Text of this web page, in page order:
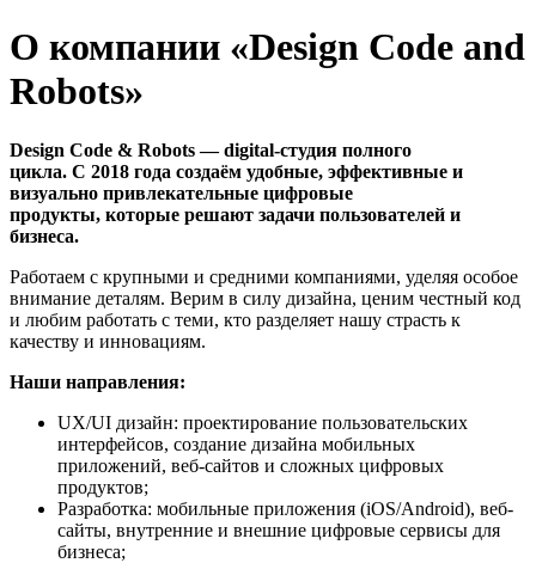
О компании «Design Code and
Robots»
Design Code & Robots — digital-студия полного
цикла. С 2018 года создаём удобные, эффективные и
визуально привлекательные цифровые
продукты, которые решают задачи пользователей и
бизнеса.
Работаем с крупными и средними компаниями, уделяя особое
внимание деталям. Верим в силу дизайна, ценим честный код
и любим работать с теми, кто разделяет нашу страсть к
качеству и инновациям.
Наши направления:
UX/UI дизайн: проектирование пользовательских
интерфейсов, создание дизайна мобильных
приложений, веб-сайтов и сложных цифровых
продуктов;
Разработка: мобильные приложения (iOS/Android), веб-
сайты, внутренние и внешние цифровые сервисы для
бизнеса;